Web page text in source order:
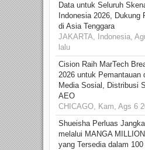
Data untuk Seluruh
Indonesia 2026, Dukung
di Asia Tenggara
JAKARTA, Indonesia,
lalu
Cision Raih MarTech
2026 untuk Pemantauan
Media Sosial, Distribusi
AEO
CHICAGO, Kam, Ags 6
Shueisha Perluas
melalui MANGA
yang Tersedia dalam